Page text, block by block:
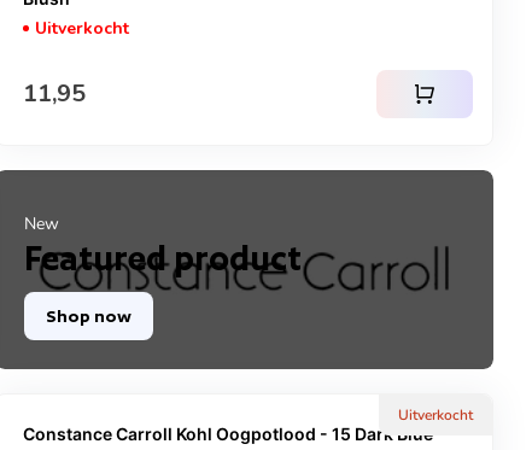
New
Featured product
Shop now
Uitverkocht
Normale prijs
11,95 shopping_cart
Uitverkocht
Constance Carroll Kohl Oogpotlood - 15 Dark Blue